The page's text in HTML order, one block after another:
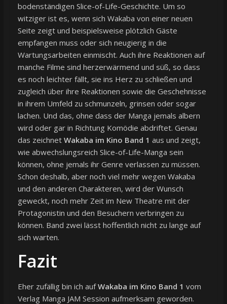
bodenständigen Slice-of-Life-Geschichte. Um so
witziger ist es, wenn sich Wakaba von einer neuen
Seite zeigt und beispielsweise plötzlich Gäste
empfangen muss oder sich neugierig in die
Wartungsarbeiten einmischt. Auch ihre Reaktionen auf
manche Filme sind herzerwärmend und süß, so dass
es noch leichter fällt, sie ins Herz zu schließen und
zugleich über ihre Reaktionen sowie die Geschehnisse
in ihrem Umfeld zu schmunzeln, grinsen oder sogar
lachen. Und das, ohne dass der Manga jemals albern
wird oder gar in Richtung Komödie abdriftet. Genau
das zeichnet Wakaba im Kino Band 1 aus und zeigt,
wie abwechslungsreich Slice-of-Life-Manga sein
können, ohne jemals ihr Genre verlassen zu müssen.
Schon deshalb, aber noch viel mehr wegen Wakaba
und den anderen Charakteren, wird der Wunsch
geweckt, noch mehr Zeit im New Theatre mit der
Protagonistin und den Besuchern verbringen zu
können. Band zwei lässt hoffentlich nicht zu lange auf
sich warten.
Fazit
Eher zufällig bin ich aufWakaba im Kino Band 1 vom
Verlag Manga JAM Session aufmerksam geworden.